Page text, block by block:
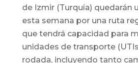
de Izmir (Turquía) quedarán
esta semana por una ruta
que tendrá capacidad para
unidades de transporte
rodada, incluyendo tanto